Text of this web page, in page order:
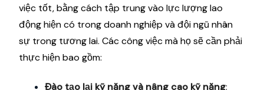
việc tốt, bằng cách tập trung vào lực lượng lao
động hiện có trong doanh nghiệp và đội ngũ nhân
sự trong tương lai. Các công việc mà họ sẽ cần phải
thực hiện bao gồm:
Đào tạo lại kỹ năng và nâng cao kỹ năng: